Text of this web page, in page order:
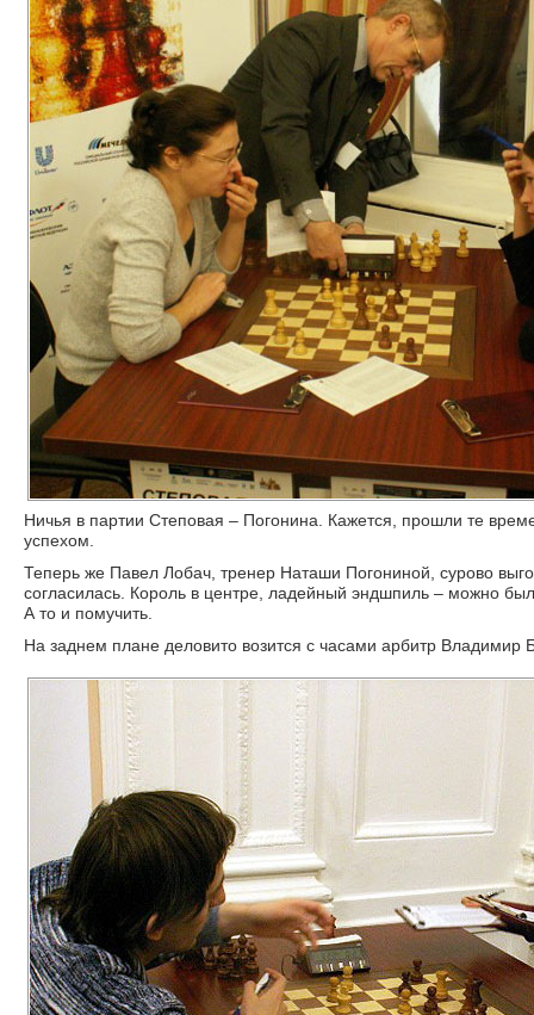
Ничья в партии Степовая – Погонина. Кажется, прошли те
успехом.
Теперь же Павел Лобач, тренер Наташи Погониной, сурово
согласилась. Король в центре, ладейный эндшпиль – можно
А то и помучить.
На заднем плане деловито возится с часами арбитр Владимир